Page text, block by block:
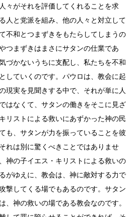
々がそれを評価してくれることを求
人と党派を組み、他の人々と対立して
不和とつまずきをもたらしてしまうの
つまずきはまさにサタンの仕業であ
づかないうちに支配し、私たちを不和
していくのです。パウロは、教会に起
現実を見聞きする中で、それが単に人
はなくて、サタンの働きをそこに見ざ
リストによる救いにあずかった神の民
も、サタンが力を振っていることを彼
れは別に驚くべきことではありませ
神の子イエス・キリストによる救いの
がゆえに、教会は、神に敵対する力で
撃してくる場でもあるのです。サタン
、神の救いの場である教会なのです。